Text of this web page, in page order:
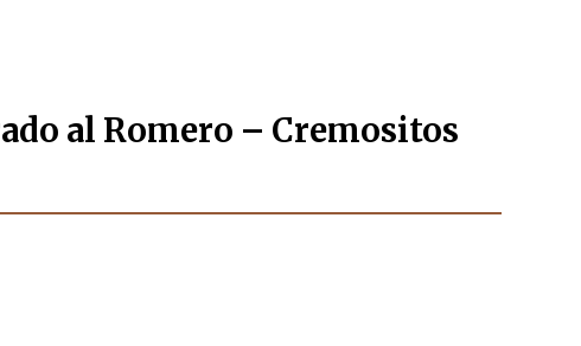
al Romero – Cremositos